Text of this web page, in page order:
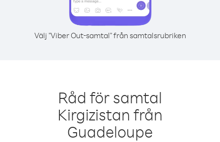
Välj "Viber Out-samtal" från samtalsrubriken
Råd för samtal
Kirgizistan från
Guadeloupe